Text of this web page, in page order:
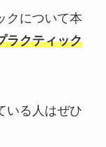
クについて本
ラクティック
いる人はぜひ